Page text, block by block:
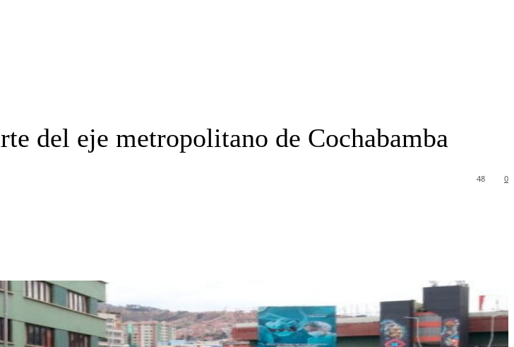
del eje metropolitano de Cochabamba
0
48